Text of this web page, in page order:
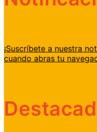
¡Suscríbete a nuestra
cuando abras tu